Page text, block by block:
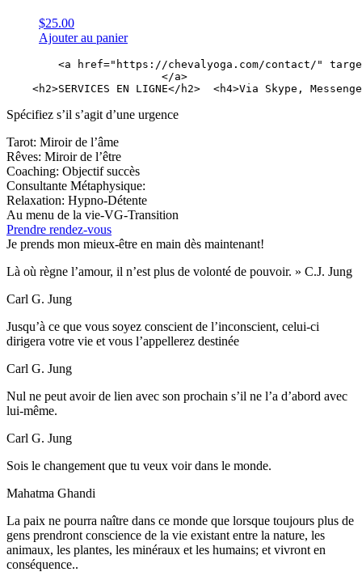
$25.00
Ajouter au panier
<a href="https://chevalyoga.com/contact/"
                        </a>
Spécifiez s’il s’agit d’une urgence
Tarot: Miroir de l’âme
Rêves: Miroir de l’être
Coaching: Objectif succès
Consultante Métaphysique:
Relaxation: Hypno-Détente
Au menu de la vie-VG-Transition
Prendre rendez-vous
Je prends mon mieux-être en main dès maintenant!
Là où règne l’amour, il n’est plus de volonté de pouvoir. » C.J. Jung
Carl G. Jung
Jusqu’à ce que vous soyez conscient de l’inconscient, celui-ci
dirigera votre vie et vous l’appellerez destinée
Carl G. Jung
Nul ne peut avoir de lien avec son prochain s’il ne l’a d’abord avec
lui-même.
Carl G. Jung
Sois le changement que tu veux voir dans le monde.
Mahatma Ghandi
La paix ne pourra naître dans ce monde que lorsque toujours plus de
gens prendront conscience de la vie existant entre la nature, les
animaux, les plantes, les minéraux et les humains; et vivront en
conséquence..